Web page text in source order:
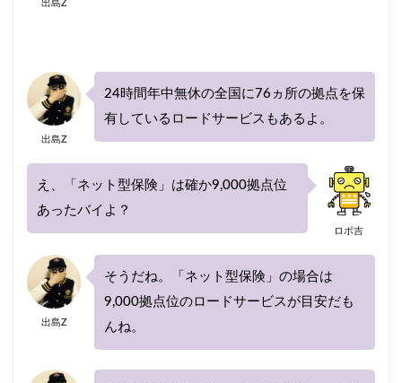
出島Z
出島Z
24時間年中無休の全国に76ヵ所の拠点を保
有しているロードサービスもあるよ。
ロボ吉
え、「ネット型保険」は確か9,000拠点位
あったバイよ？
出島Z
そうだね。「ネット型保険」の場合は
9,000拠点位のロードサービスが目安だも
んね。